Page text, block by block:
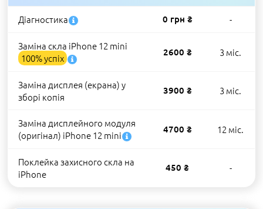
Діагностика 0 грн ₴ -
Заміна скла iPhone 12 mini
100% успіх
2600 ₴ 3 міс.
Заміна дисплея (екрана) у
зборі копія
3900 ₴ 3 міс.
Заміна дисплейного модуля
(оригінал) iPhone 12 mini
4700 ₴ 12 міс.
Поклейка захисного скла на
iPhone
450 ₴ -